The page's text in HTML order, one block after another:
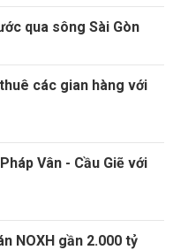
qua sông Sài Gòn
các gian hàng với
Vân - Cầu Giẽ với
NOXH gần 2.000 tỷ